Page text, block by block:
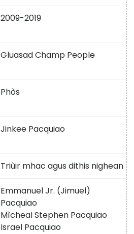
2009-2019
Gluasad Champ People
Phòs
Jinkee Pacquiao
Triùir mhac agus dithis nighean
Emmanuel Jr. (Jimuel)
Pacquiao
Mìcheal Stephen Pacquiao
Israel Pacquiao